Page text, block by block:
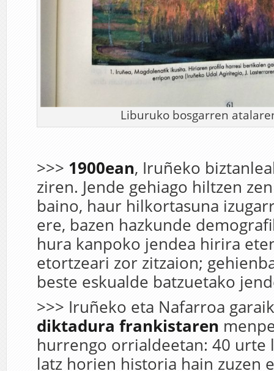
Liburuko bosgarren
>>> 1900ean, Iruñeko
ziren. Jende gehiago hiltzen
baino, haur hilkortasuna
ere, bazen hazkunde
hura kanpoko jendea hirira
etortzeari zor zitzaion;
beste eskualde batzuetako
>>> Iruñeko eta Nafarroa
diktadura frankistaren
hurrengo orrialdeetan: 40 urte
latz horien historia hain zuzen